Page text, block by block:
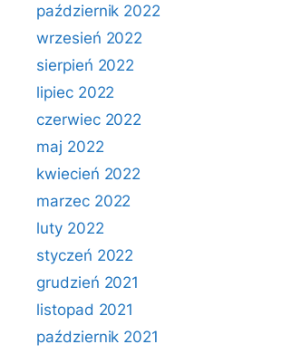
październik 2022
wrzesień 2022
sierpień 2022
lipiec 2022
czerwiec 2022
maj 2022
kwiecień 2022
marzec 2022
luty 2022
styczeń 2022
grudzień 2021
listopad 2021
październik 2021